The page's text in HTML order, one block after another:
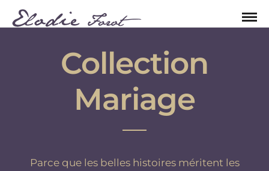
Collection
Mariage
Parce que les belles histoires méritent les